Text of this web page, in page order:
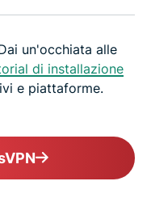
un'occhiata alle
di installazione
e piattaforme.